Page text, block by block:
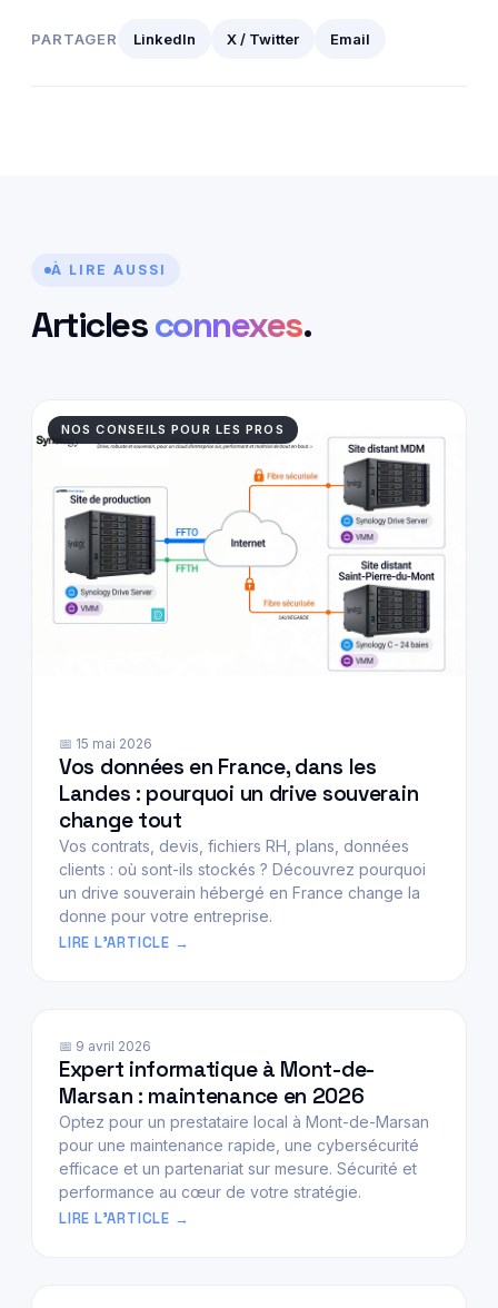
PARTAGER LinkedIn X / Twitter Email
À LIRE AUSSI
Articlesconnexes.
NOS CONSEILS POUR LES PROS
📅 15 mai 2026
Vos données en France, dans les
Landes : pourquoi un drive souverain
change tout
Vos contrats, devis, fichiers RH, plans, données
clients : où sont-ils stockés ? Découvrez pourquoi
un drive souverain hébergé en France change la
donne pour votre entreprise.
LIRE L'ARTICLE
📅 9 avril 2026
Expert informatique à Mont-de-
Marsan : maintenance en 2026
Optez pour un prestataire local à Mont-de-Marsan
pour une maintenance rapide, une cybersécurité
efficace et un partenariat sur mesure. Sécurité et
performance au cœur de votre stratégie.
LIRE L'ARTICLE